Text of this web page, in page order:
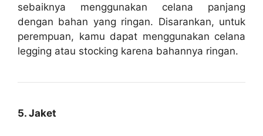
sebaiknya menggunakan celana panjang
dengan bahan yang ringan. Disarankan, untuk
perempuan, kamu dapat menggunakan celana
legging atau stocking karena bahannya ringan.
5. Jaket